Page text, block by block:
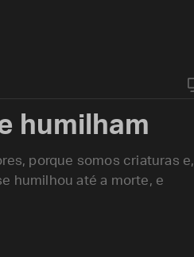
humilham
porque somos criaturas e,
humilhou até a morte, e